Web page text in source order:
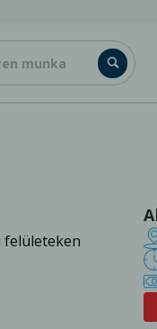
felületeken